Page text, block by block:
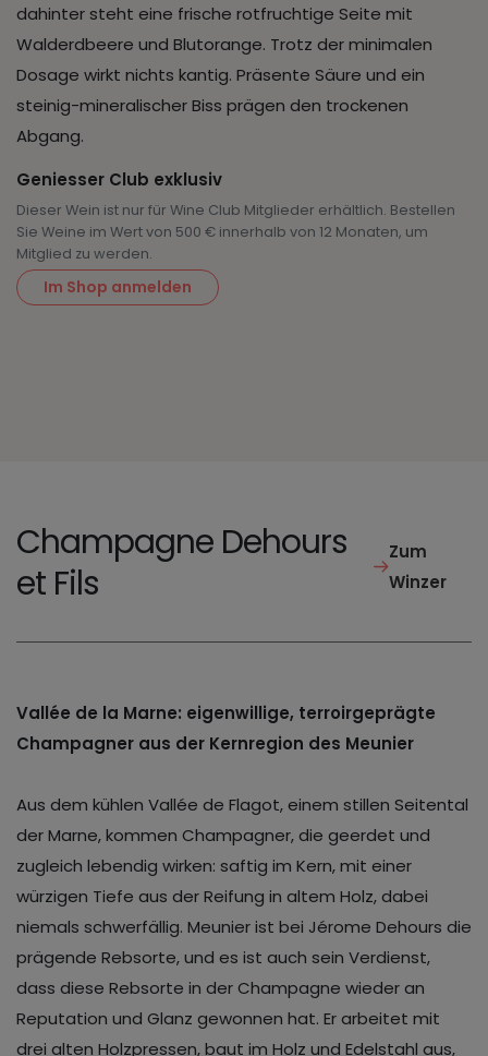
dahinter steht eine frische rotfruchtige Seite mit
Walderdbeere und Blutorange. Trotz der minimalen
Dosage wirkt nichts kantig. Präsente Säure und ein
steinig-mineralischer Biss prägen den trockenen
Abgang.
Geniesser Club exklusiv
Dieser Wein ist nur für Wine Club Mitglieder erhältlich. Bestellen
Sie Weine im Wert von 500 € innerhalb von 12 Monaten, um
Mitglied zu werden.
Im Shop anmelden
Champagne Dehours
et Fils
Zum
Winzer
Vallée de la Marne: eigenwillige, terroirgeprägte
Champagner aus der Kernregion des Meunier
Aus dem kühlen Vallée de Flagot, einem stillen Seitental
der Marne, kommen Champagner, die geerdet und
zugleich lebendig wirken: saftig im Kern, mit einer
würzigen Tiefe aus der Reifung in altem Holz, dabei
niemals schwerfällig. Meunier ist bei Jérome Dehours die
prägende Rebsorte, und es ist auch sein Verdienst,
dass diese Rebsorte in der Champagne wieder an
Reputation und Glanz gewonnen hat. Er arbeitet mit
drei alten Holzpressen, baut im Holz und Edelstahl aus,